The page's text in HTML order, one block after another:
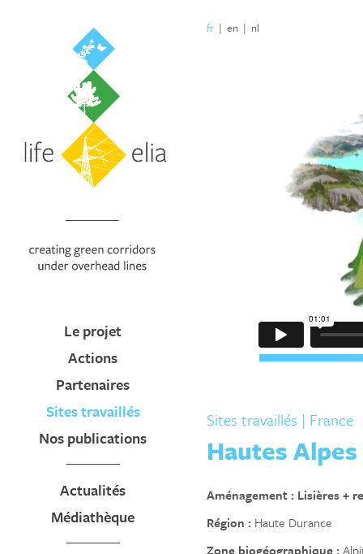
Le projet
Actions
Partenaires
Sites travaillés
Nos publications
Actualités
Médiathèque
fr | en | nl
Sites travaillés | France
Hautes
Aménagement : Lisières +
Région : Haute Durance
Zone biogéographique :